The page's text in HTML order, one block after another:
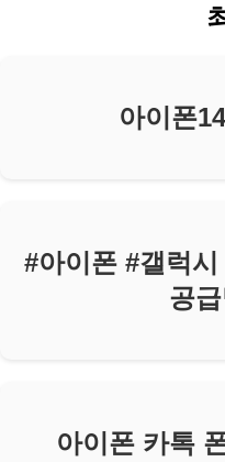
아이폰
#아이폰 #갤럭
공
아이폰 카톡